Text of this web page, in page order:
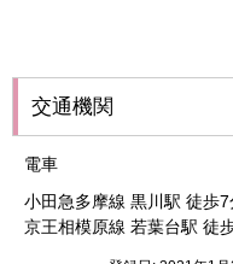
交通機関
電車
小田急多摩線 黒川駅 徒歩
京王相模原線 若葉台駅 徒